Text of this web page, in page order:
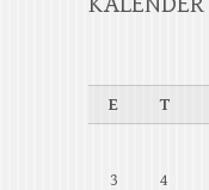
E T
3
4